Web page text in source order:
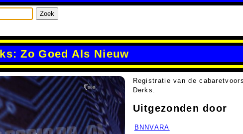
Zoek
Zo Goed Als Nieuw
Registratie van de
Derks.
Uitgezonden door
BNNVARA